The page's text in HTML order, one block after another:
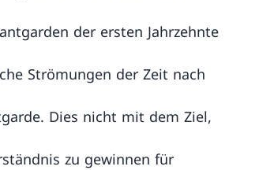
der ersten Jahrzehnte
Strömungen der Zeit nach
Dies nicht mit dem Ziel,
zu gewinnen für